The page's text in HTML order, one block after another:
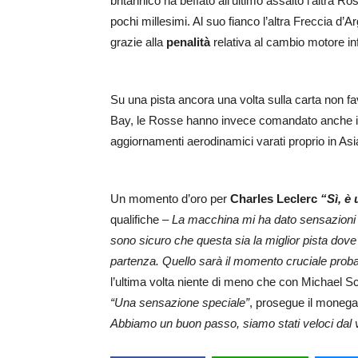
pochi millesimi. Al suo fianco l’altra Freccia
grazie alla penalità relativa al cambio motore
Su una pista ancora una volta sulla carta non
Bay, le Rosse hanno invece comandato
aggiornamenti aerodinamici varati proprio in
Un momento d’oro per Charles Leclerc “Sì, è
qualifiche –La macchina mi ha dato sensazioni
sono sicuro che questa sia la miglior pista
partenza. Quello sarà il momento cruciale
l’ultima volta niente di meno che con Michael
“Una sensazione speciale”, prosegue il
Abbiamo un buon passo, siamo stati veloci dal